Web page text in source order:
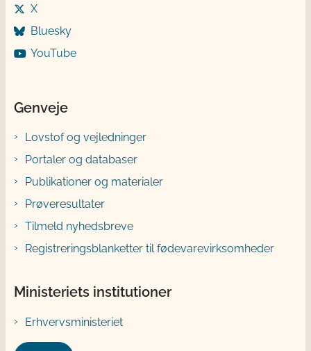
X
Bluesky
YouTube
Genveje
Lovstof og vejledninger
Portaler og databaser
Publikationer og materialer
Prøveresultater
Tilmeld nyhedsbreve
Registreringsblanketter til fødevarevirksomheder
Ministeriets institutioner
Erhvervsministeriet